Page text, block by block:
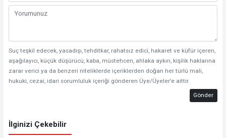
Suç teşkil edecek, yasadışı, tehditkar, rahatsız edici, hakaret ve küfür içeren,
aşağılayıcı, küçük düşürücü, kaba, müstehcen, ahlaka aykırı, kişilik haklarına
zarar verici ya da benzeri niteliklerde içeriklerden doğan her türlü mali,
hukuki, cezai, idari sorumluluk içeriği gönderen Üye/Üyeler’e aittir.
Gönder
İlginizi Çekebilir